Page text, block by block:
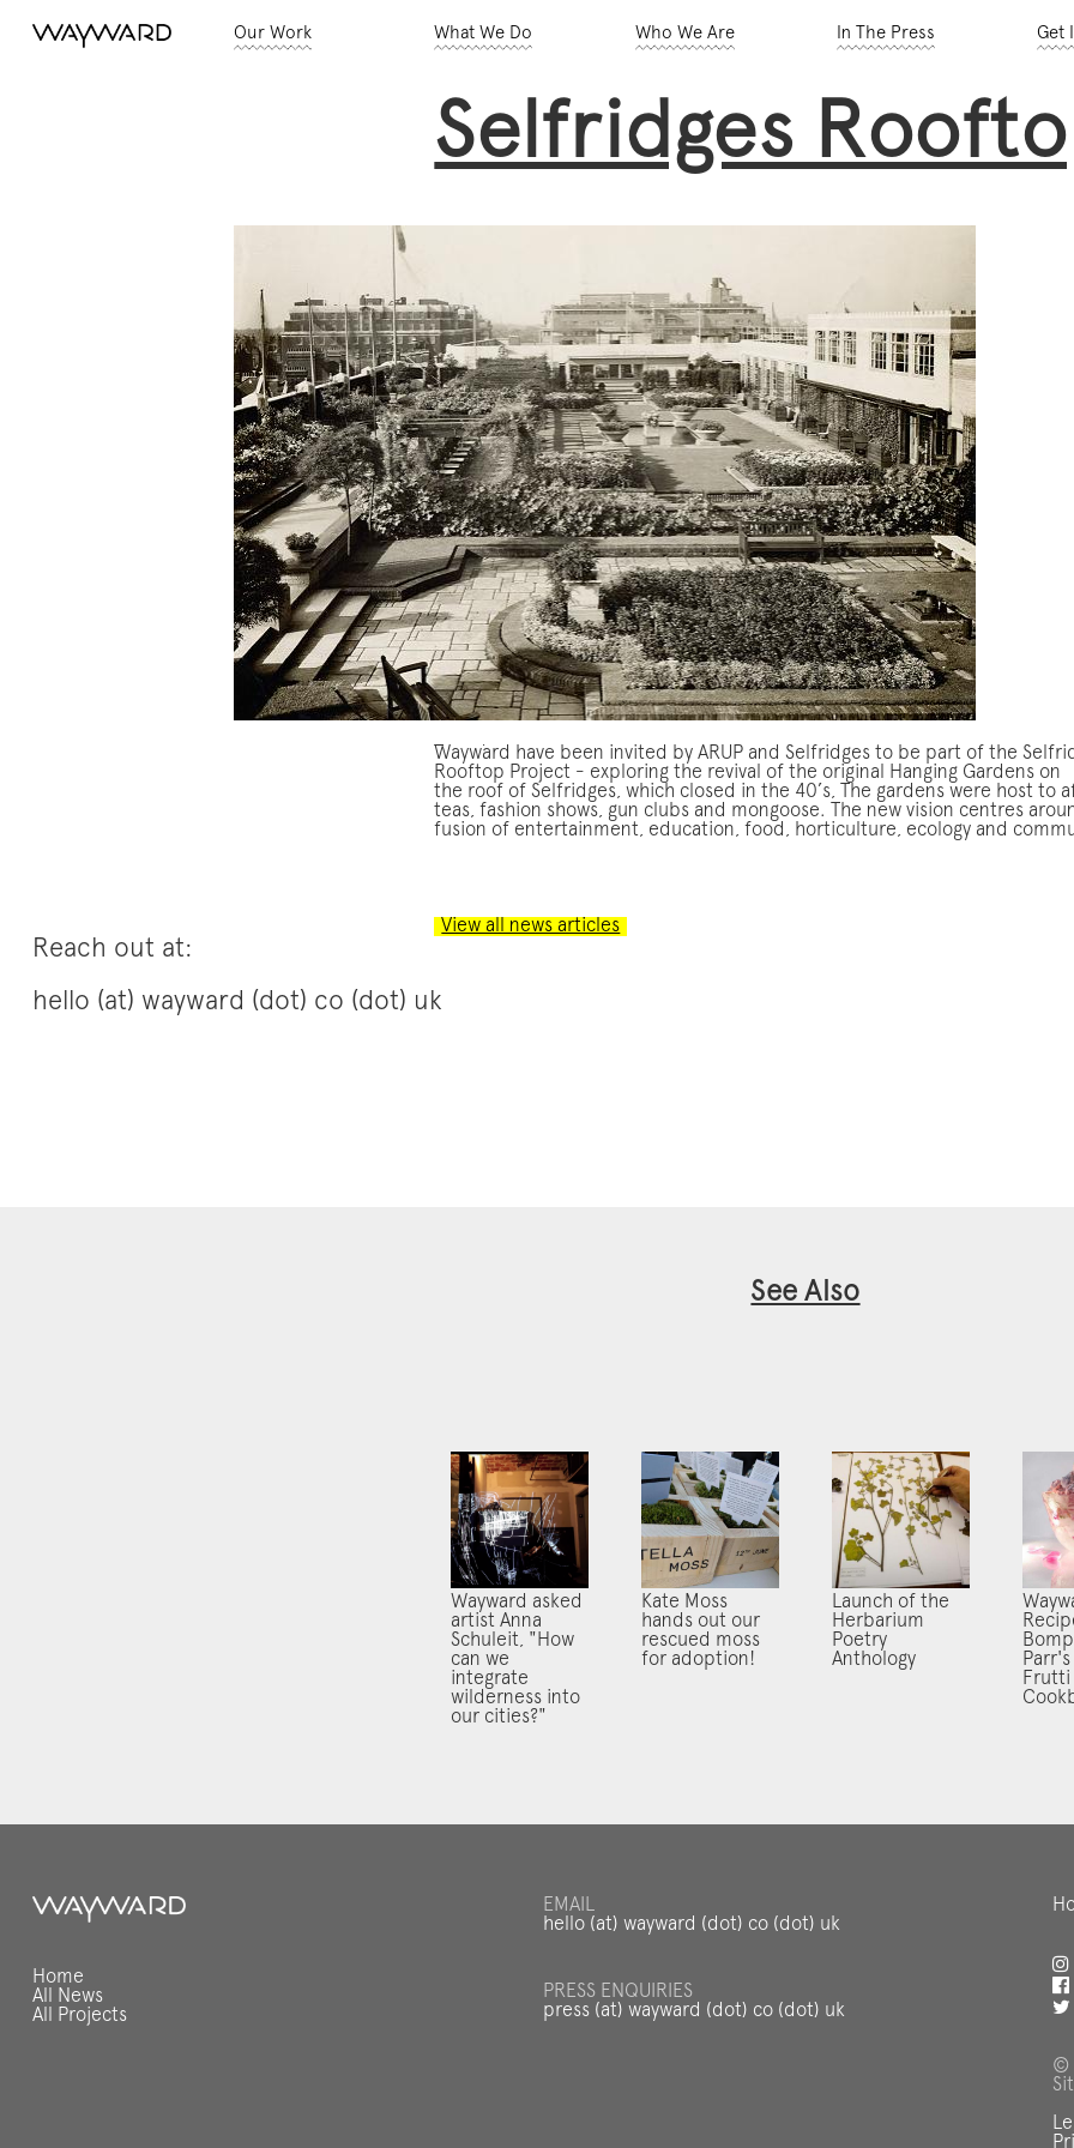
Our Work What We Do Who We Are In The Press Get
Selfridges
Телефонные звонки от кредиторов или колл-центров могут вызывать
Особенно если речь идёт о конфиденциальности или желании
займа в тайне. Современные МФО понимают это и предлагают
https://megacredit.in.ua/bez-zvonkov-na-kartu/
, где всё происходит
операторов. Подтверждение данных проходит онлайн, а решение
конфиденциальность.
Wayward have been invited by ARUP and Selfridges to be part of the
Rooftop Project - exploring the revival of the original Hanging Gardens on
the roof of Selfridges, which closed in the 40’s, The gardens were host to
teas, fashion shows, gun clubs and mongoose. The new vision centres
fusion of entertainment, education, food, horticulture, ecology and
View all news articles
Reach out at:
hello (at) wayward (dot) co (dot) uk
See Also
Wayward asked
artist Anna
Schuleit, "How
can we
integrate
wilderness into
our cities?"
Kate Moss
hands out our
rescued moss
for adoption!
Launch of the
Herbarium
Poetry
Anthology
Frutti
Home
All News
All Projects
EMAIL
hello (at) wayward (dot) co (dot) uk
PRESS ENQUIRIES
press (at) wayward (dot) co (dot) uk
©